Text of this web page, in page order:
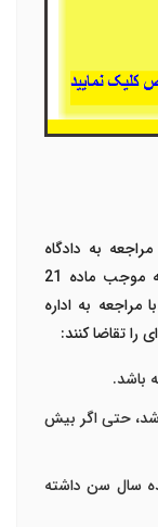
به دادگاه
نیست. اگر نام کسی از نامهای قابل تغییر به موجب ماده 21
به اداره
تقاضا کنند:
حتی اگر بیش
سال سن داشته